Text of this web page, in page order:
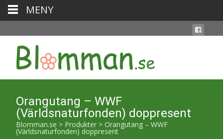
Orangutang – WWF
(Världsnaturfonden) doppresent
Blomman.se > Produkter > Orangutang – WWF
(Världsnaturfonden) doppresent
MENY